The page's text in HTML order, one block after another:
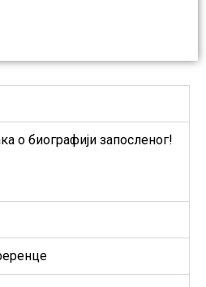
о биографији запосленог!